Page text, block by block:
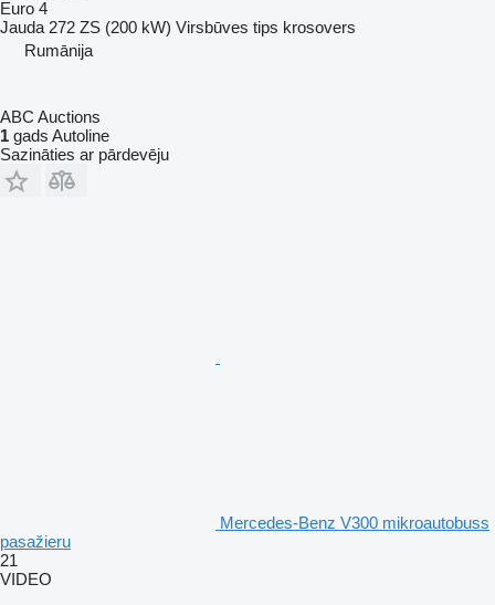
Euro 4
Jauda 272 ZS (200 kW) Virsbūves tips krosovers
Rumānija
ABC Auctions
1 gads Autoline
Sazināties ar pārdevēju
Mercedes-Benz V300 mikroautobuss
pasažieru
21
VIDEO